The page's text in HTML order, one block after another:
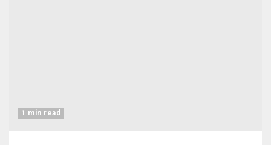
1 min read